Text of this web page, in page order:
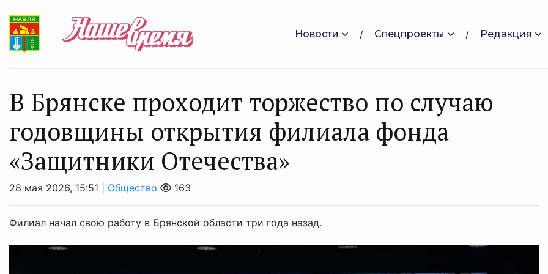
Новости Спецпроекты Редакция
В Брянске проходит торжество по случаю
годовщины открытия филиала фонда
«Защитники Отечества»
28 мая 2026, 15:51 | Общество 163
Филиал начал свою работу в Брянской области три года назад.